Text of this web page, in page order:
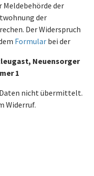
Meldebehörde der
der
Der Widerspruch
Formular bei der
Neuensorger
1
Daten nicht übermittelt.
Widerruf.